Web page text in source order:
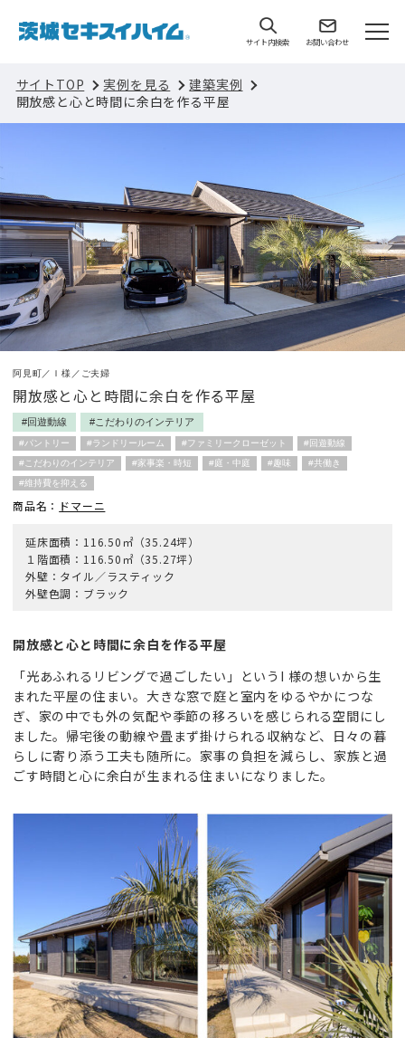
サイト内検索 お問い合わせ
サイトTOP 実例を見る
建築実例
開放感と心と時間に余白を作る平屋
阿見町／Ｉ様／ご夫婦
開放感と心と時間に余白を作る平屋
#回遊動線 #こだわりのインテリア
#パントリー #ランドリールーム #ファミリークローゼット
#回遊動線
#こだわりのインテリア
#家事楽・時短 #庭・中庭 #趣味
#共働き
#維持費を抑える
商品名： ドマーニ
延床面積：116.50㎡（35.24坪）
１階面積：116.50㎡（35.27坪）
外壁：タイル／ラスティック
外壁色調：ブラック
開放感と心と時間に余白を作る平屋
「光あふれるリビングで過ごしたい」というI 様の想いから生
まれた平屋の住まい。大きな窓で庭と室内をゆるやかにつな
ぎ、家の中でも外の気配や季節の移ろいを感じられる空間にし
ました。帰宅後の動線や畳まず掛けられる収納など、日々の暮
らしに寄り添う工夫も随所に。家事の負担を減らし、家族と過
ごす時間と心に余白が生まれる住まいになりました。